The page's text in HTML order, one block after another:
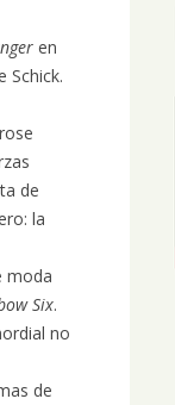
en
Schick.
de
la
moda
Six.
no
de